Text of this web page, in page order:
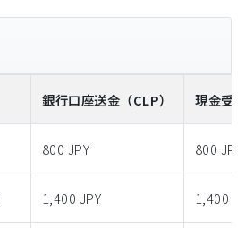
銀行口座送金 （CLP） 現金受
800 JPY 800 JPY
1,400 JPY 1,400